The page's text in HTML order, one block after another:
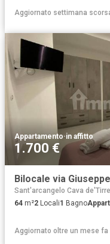
Aggiornato settimana
Appartamento·in affitto
1.700 €
Sant'arcangelo Cava
64 m²2 Locali1 Bagno
Aggiornato oltre un mese fa